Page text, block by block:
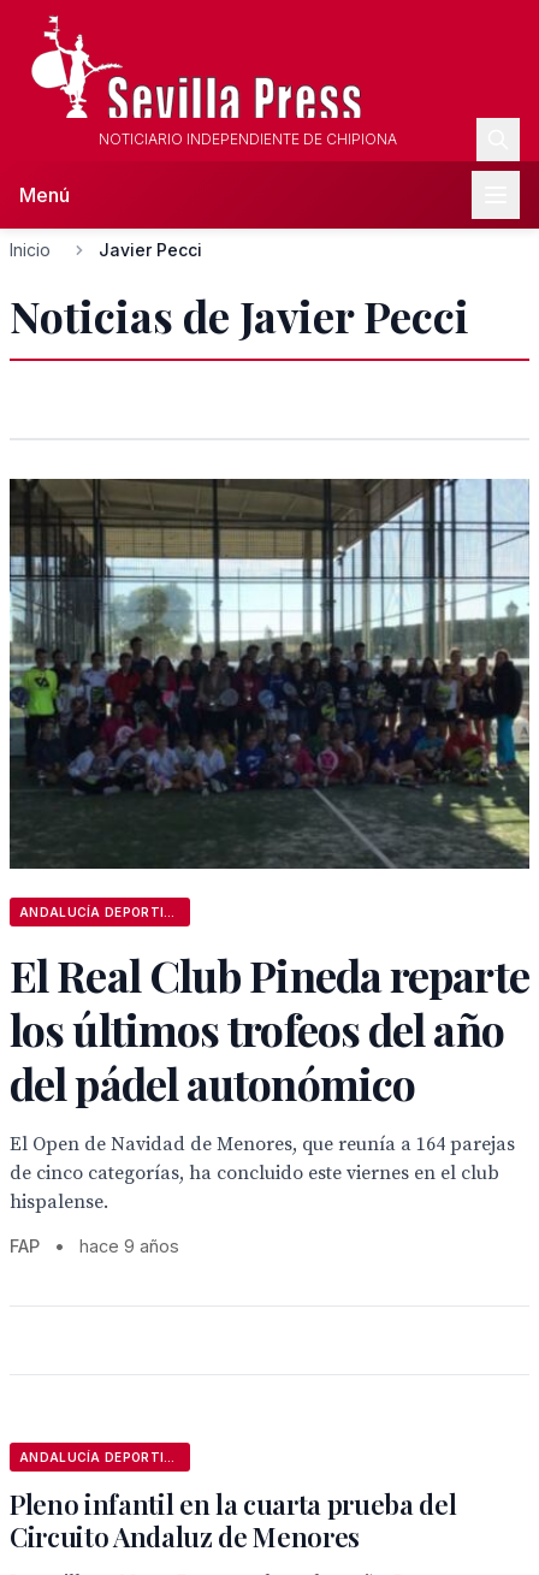
NOTICIARIO INDEPENDIENTE DE CHIPIONA
Menú
Inicio Javier Pecci
Noticias de Javier Pecci
El Real Club Pineda reparte
los últimos trofeos del año
del pádel autonómico
El Open de Navidad de Menores, que reunía a 164 parejas
de cinco categorías, ha concluido este viernes en el club
hispalense.
FAP • hace 9 años
Pleno infantil en la cuarta prueba del
Circuito Andaluz de Menores